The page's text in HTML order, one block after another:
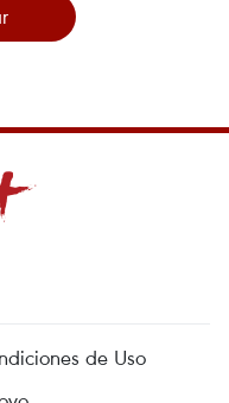
de Uso